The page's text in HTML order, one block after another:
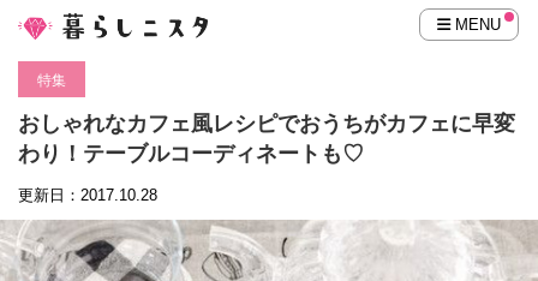
MENU
特集
おしゃれなカフェ風レシピでおうちがカフェに早変
わり！テーブルコーディネートも♡
更新日：2017.10.28